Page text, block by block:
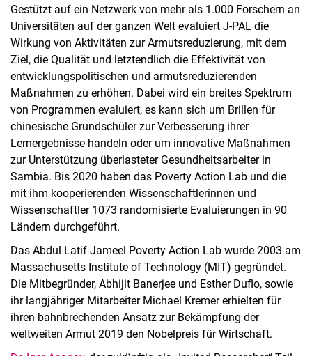
Gestützt auf ein Netzwerk von mehr als 1.000 Forschern an
Universitäten auf der ganzen Welt evaluiert J-PAL die
Wirkung von Aktivitäten zur Armutsreduzierung, mit dem
Ziel, die Qualität und letztendlich die Effektivität von
entwicklungspolitischen und armutsreduzierenden
Maßnahmen zu erhöhen. Dabei wird ein breites Spektrum
von Programmen evaluiert, es kann sich um Brillen für
chinesische Grundschüler zur Verbesserung ihrer
Lernergebnisse handeln oder um innovative Maßnahmen
zur Unterstützung überlasteter Gesundheitsarbeiter in
Sambia. Bis 2020 haben das Poverty Action Lab und die
mit ihm kooperierenden Wissenschaftlerinnen und
Wissenschaftler 1073 randomisierte Evaluierungen in 90
Ländern durchgeführt.
Das Abdul Latif Jameel Poverty Action Lab wurde 2003 am
Massachusetts Institute of Technology (MIT) gegründet.
Die Mitbegründer, Abhijit Banerjee und Esther Duflo, sowie
ihr langjähriger Mitarbeiter Michael Kremer erhielten für
ihren bahnbrechenden Ansatz zur Bekämpfung der
weltweiten Armut 2019 den Nobelpreis für Wirtschaft.